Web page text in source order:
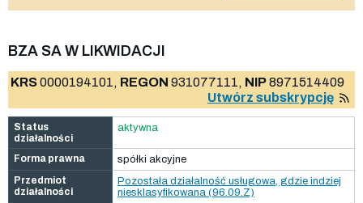
BZA SA W LIKWIDACJI
KRS0000194101, REGON 931077111, NIP8971514409
Utwórz subskrypcję
Status
działalności
aktywna
Forma prawna
spółki akcyjne
Przedmiot
działalności
Pozostała działalność usługowa, gdzie indziej
niesklasyfikowana (96.09.Z)